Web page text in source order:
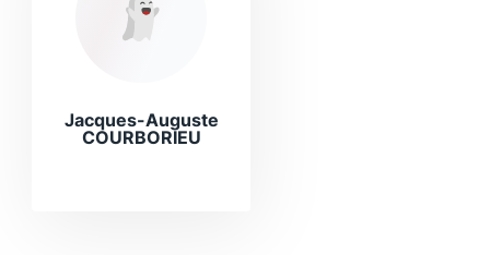
Jacques-Auguste
COURBORIEU